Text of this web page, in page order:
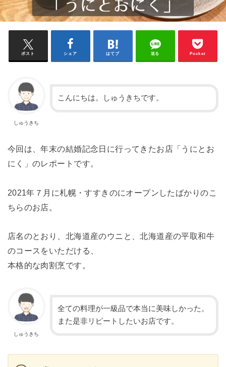
ポスト シェア はてブ 送る Pocket
しゅうきち
こんにちは。しゅうきちです。
今回は、年末の結婚記念日に行ってきたお店「うにとお
にく」のレポートです。
2021年７月に札幌・すすきのにオープンしたばかりのこ
ちらのお店。
店名のとおり、北海道産のウニと、北海道産の平取和牛
のコースをいただける、
本格的な肉割烹です。
しゅうきち
全ての料理が一級品で本当に美味しかった。
また是非リピートしたいお店です。